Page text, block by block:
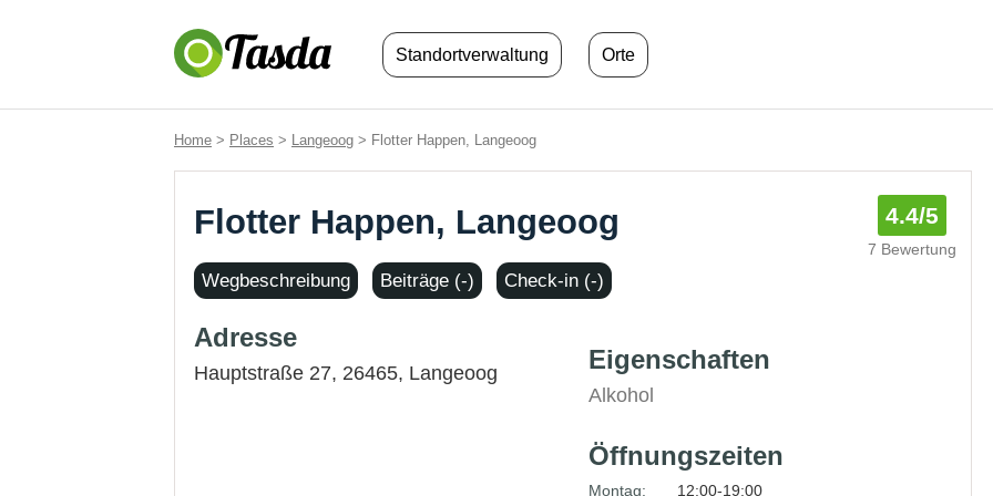
Standortverwaltung Orte
Home > Places > Langeoog > Flotter Happen, Langeoog
Flotter Happen, Langeoog 4.4/5
7 Bewertung
Wegbeschreibung Beiträge (-) Check-in (-)
Adresse
Hauptstraße 27, 26465, Langeoog Eigenschaften
Alkohol
Öffnungszeiten
Montag:
12:00-19:00